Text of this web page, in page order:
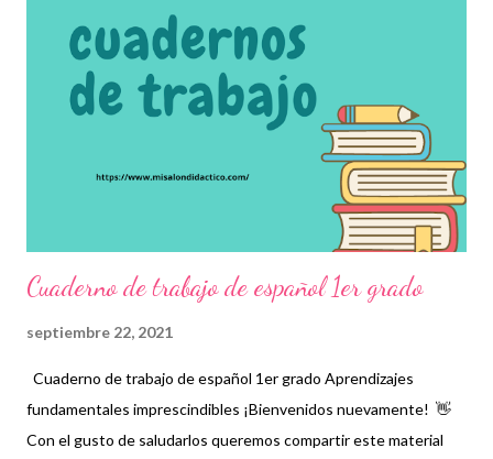
actividades que, en su momento, deberán resolver y que les
servirá como práctica para asuntos de la vida cotidiana.
Esperamos que este material sea de gran ayuda y agradecemos
a los autores recordando que nosotros únicamente lo
compartimos con fines informativos y educativos. 👏 Visita las
siguientes ligas de acuerdo al grado de tu interés 👇 Cuaderno
Cuaderno de trabajo de español 1er grado
septiembre 22, 2021
Cuaderno de trabajo de español 1er grado Aprendizajes
fundamentales imprescindibles ¡Bienvenidos nuevamente! 👋
Con el gusto de saludarlos queremos compartir este material